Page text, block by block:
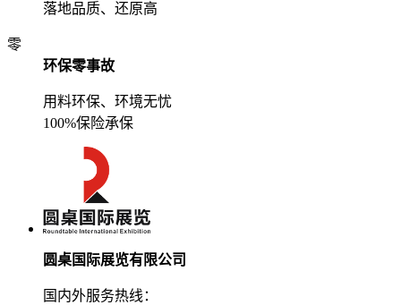
落地品质、还原高
零
环保零事故
用料环保、环境无忧
100%保险承保
圆桌国际展览有限公司
国内外服务热线：